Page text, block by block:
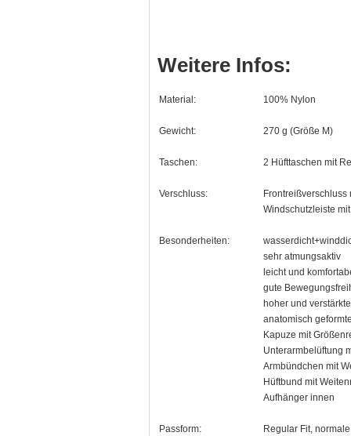
Weitere Infos:
Material: 100% Nylon
Gewicht: 270 g (Größe M)
Taschen: 2 Hüfttaschen mit
Verschluss:
Windschutzleiste
Besonderheiten:
sehr atmungsaktiv
leicht und
gute
hoher und
anatomisch
Kapuze mit
Unterarmbelüftung
Armbündchen mit
Hüftbund mit
Aufhänger innen
Passform:
Regular Fit,